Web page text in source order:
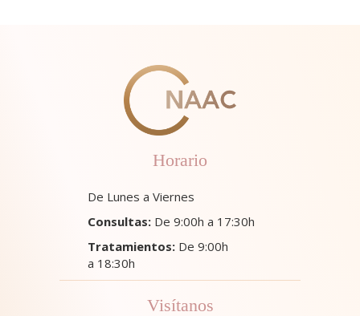
Horario
De Lunes a Viernes
Consultas: De 9:00h a 17:30h
Tratamientos: De 9:00h
a 18:30h
Visítanos